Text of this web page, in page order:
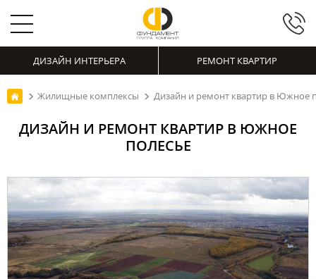
ДИЗАЙН ИНТЕРЬЕРА РЕМОНТ КВАРТИР
Жилищные комплексы Дизайн и ремонт квартир в Южное
ДИЗАЙН И РЕМОНТ КВАРТИР В ЮЖНОЕ
ПОЛЕСЬЕ